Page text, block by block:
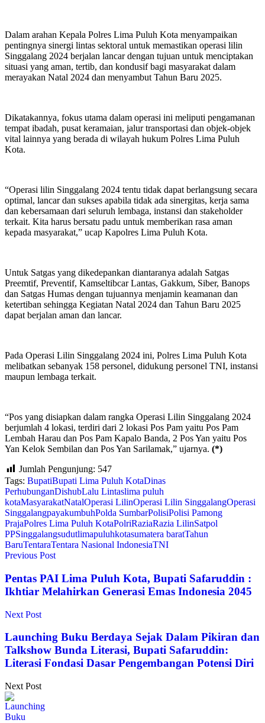
Dalam arahan Kepala Polres Lima Puluh Kota menyampaikan
pentingnya sinergi lintas sektoral untuk memastikan operasi lilin
Singgalang 2024 berjalan lancar dengan tujuan untuk menciptakan
situasi yang aman, tertib, dan kondusif bagi masyarakat dalam
merayakan Natal 2024 dan menyambut Tahun Baru 2025.
Dikatakannya, fokus utama dalam operasi ini meliputi pengamanan
tempat ibadah, pusat keramaian, jalur transportasi dan objek-objek
vital lainnya yang berada di wilayah hukum Polres Lima Puluh
Kota.
“Operasi lilin Singgalang 2024 tentu tidak dapat berlangsung secara
optimal, lancar dan sukses apabila tidak ada sinergitas, kerja sama
dan kebersamaan dari seluruh lembaga, instansi dan stakeholder
terkait. Kita harus bersatu padu untuk memberikan rasa aman
kepada masyarakat,” ucap Kapolres Lima Puluh Kota.
Untuk Satgas yang dikedepankan diantaranya adalah Satgas
Preemtif, Preventif, Kamseltibcar Lantas, Gakkum, Siber, Banops
dan Satgas Humas dengan tujuannya menjamin keamanan dan
ketertiban sehingga Kegiatan Natal 2024 dan Tahun Baru 2025
dapat berjalan aman dan lancar.
Pada Operasi Lilin Singgalang 2024 ini, Polres Lima Puluh Kota
melibatkan sebanyak 158 personel, didukung personel TNI, instansi
maupun lembaga terkait.
“Pos yang disiapkan dalam rangka Operasi Lilin Singgalang 2024
berjumlah 4 lokasi, terdiri dari 2 lokasi Pos Pam yaitu Pos Pam
Lembah Harau dan Pos Pam Kapalo Banda, 2 Pos Yan yaitu Pos
Yan Kelok Sembilan dan Pos Yan Sarilamak,” ujarnya. (*)
Jumlah Pengunjung: 547
Tags: BupatiBupati Lima Puluh KotaDinas
PerhubunganDishubLalu Lintaslima puluh
kotaMasyarakatNatalOperasi LilinOperasi Lilin SinggalangOperasi
SinggalangpayakumbuhPolda SumbarPolisiPolisi Pamong
PrajaPolres Lima Puluh KotaPolriRaziaRazia LilinSatpol
PPSinggalangsudutlimapuluhkotasumatera baratTahun
BaruTentaraTentara Nasional IndonesiaTNI
Previous Post
Pentas PAI Lima Puluh Kota, Bupati Safaruddin :
Ikhtiar Melahirkan Generasi Emas Indonesia 2045
Next Post
Launching Buku Berdaya Sejak Dalam Pikiran dan
Talkshow Bunda Literasi, Bupati Safaruddin:
Literasi Fondasi Dasar Pengembangan Potensi Diri
Next Post